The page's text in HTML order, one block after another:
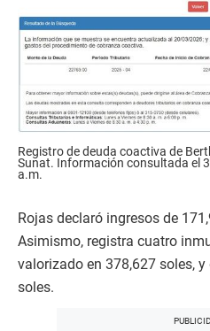
Registro de deuda coactiva de
Sunat. Información consultada el
a.m.
Rojas declaró ingresos de
Asimismo, registra cuatro
valorizado en 378,627 soles,
soles.